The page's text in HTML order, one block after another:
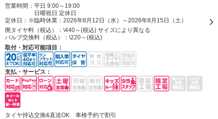
営業時間：平日 9:00～19:00
日曜祝日 定休日
定休日： ※臨時休業：2026年8月12日（水）～2026年8月15日（土）
廃タイヤ料（税込）： \440～(税込) サイズにより異なる
バルブ交換料（税込）： \220～(税込)
取付・対応可能項目：
支払・サービス：
タイヤ持込交換&直送OK 車検予約で割引